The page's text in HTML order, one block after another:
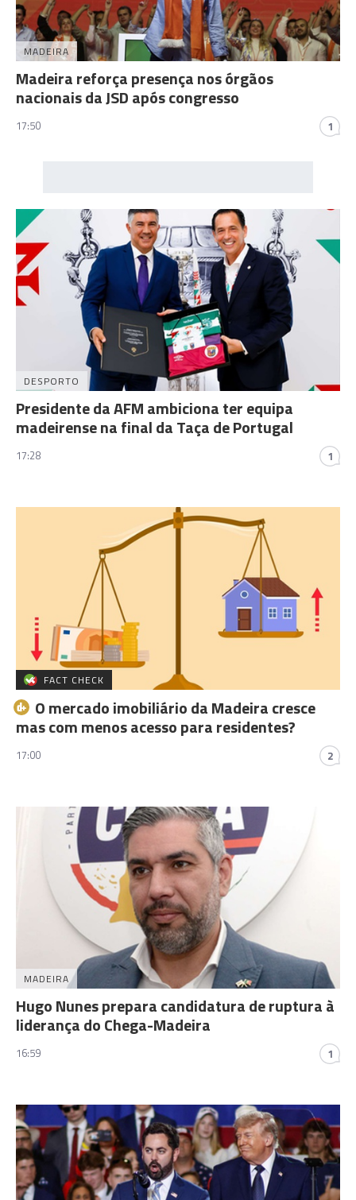
MADEIRA
Madeira reforça presença nos órgãos
nacionais da JSD após congresso
17:50 1
DESPORTO
Presidente da AFM ambiciona ter equipa
madeirense na final da Taça de Portugal
17:28 1
FACT CHECK
O mercado imobiliário da Madeira cresce
mas com menos acesso para residentes?
17:00 2
MADEIRA
Hugo Nunes prepara candidatura de ruptura à
liderança do Chega-Madeira
16:59 1